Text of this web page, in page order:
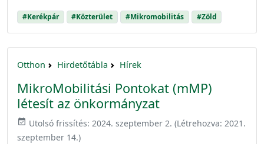
#Kerékpár #Közterület #Mikromobilitás #Zöld
Otthon Hirdetőtábla Hírek
MikroMobilitási Pontokat (mMP)
létesít az önkormányzat
event_available Utolsó frissítés: 2024. szeptember 2. (Létrehozva: 2021.
szeptember 14.)